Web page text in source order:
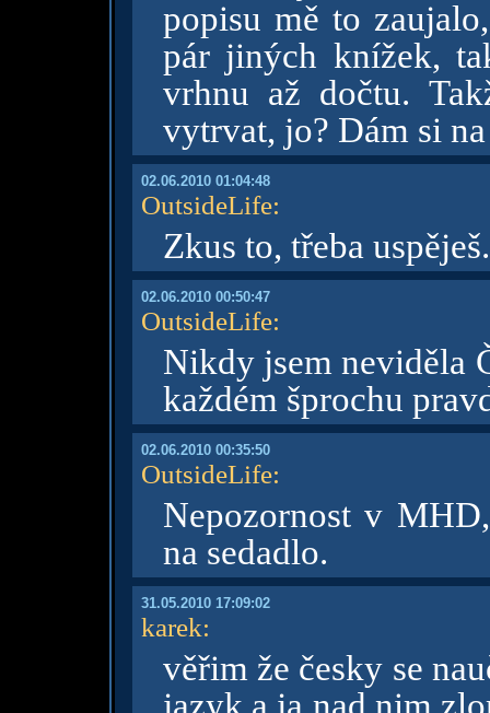
popisu mě to
pár jiných knížek,
vrhnu až dočtu.
vytrvat, jo? Dám si
02.06.2010 01:04:48
OutsideLife:
Zkus to, třeba uspěješ.
02.06.2010 00:50:47
OutsideLife:
Nikdy jsem neviděla
každém šprochu
02.06.2010 00:35:50
OutsideLife:
Nepozornost v
na sedadlo.
31.05.2010 17:09:02
karek:
věřim že česky se